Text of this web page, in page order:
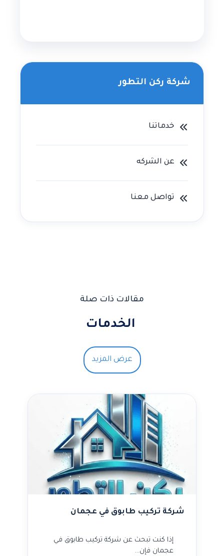
شركة ركن التطور
خدماتنا
عن الشركه
تواصل معنا
مقالات ذات صلة
الخدمات
عرض المزيد
شركة تركيب طابوق في عجمان
إذا كنت تبحث عن شركة تركيب طابوق في
عجمان فإن…